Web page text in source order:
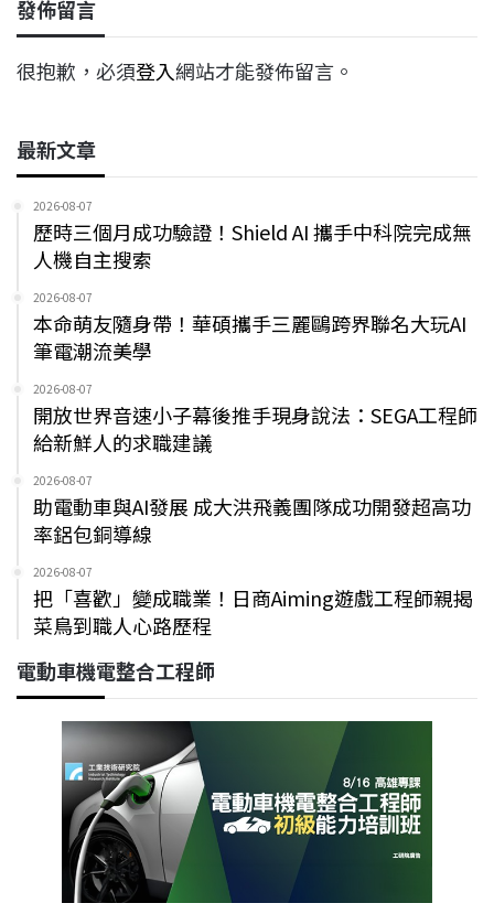
發佈留言
很抱歉，必須登入網站才能發佈留言。
最新文章
2026-08-07
歷時三個月成功驗證！Shield AI 攜手中科院完成無
人機自主搜索
2026-08-07
本命萌友隨身帶！華碩攜手三麗鷗跨界聯名大玩AI
筆電潮流美學
2026-08-07
開放世界音速小子幕後推手現身說法：SEGA工程師
給新鮮人的求職建議
2026-08-07
助電動車與AI發展 成大洪飛義團隊成功開發超高功
率鋁包銅導線
2026-08-07
把「喜歡」變成職業！日商Aiming遊戲工程師親揭
菜鳥到職人心路歷程
電動車機電整合工程師